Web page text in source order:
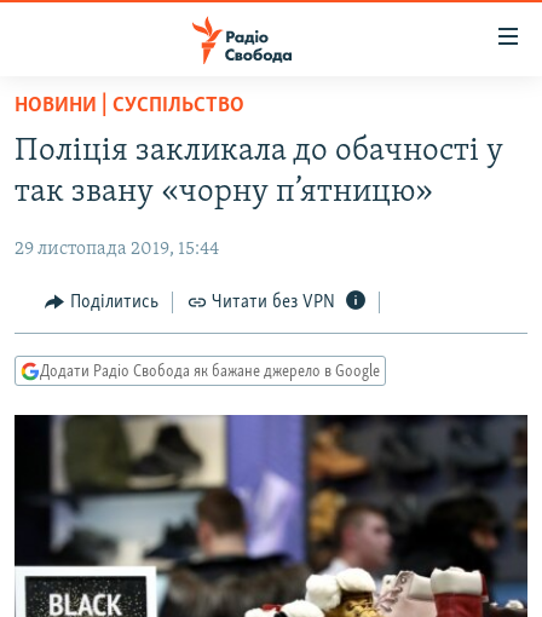
Перейти
основного
матеріалу
до
навігації
Перейти
до
ВСЕ ЗА ДОБУ
ПОЛІТИКА
ЕКОНОМІКА
КУЛЬТУРА
СВІТ
ВІЙНА
РОСІЙСЬКА «ФІЛЬТРАЦІЯ»
КРИМ.РЕАЛІЇ
СХЕМИ
КИТАЙ.ВИКЛИКИ
МУЛЬТИМЕДІА
ФОТО
НОВИНИ | СУСПІЛЬСТВО
Поліція закликала до обачності у
так звану «чорну п’ятницю»
29 листопада 2019, 15:44
Поділитись Читати без VPN
Додати Радіо Свобода як бажане джерело в Google